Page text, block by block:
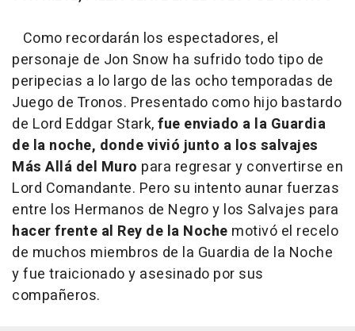
Como recordarán los espectadores, el
personaje de Jon Snow ha sufrido todo tipo de
peripecias a lo largo de las ocho temporadas de
Juego de Tronos. Presentado como hijo bastardo
de Lord Eddgar Stark,fue enviado a la Guardia
de la noche, donde vivió junto a los salvajes
Más Allá del Muro para regresar y convertirse en
Lord Comandante. Pero su intento aunar fuerzas
entre los Hermanos de Negro y los Salvajes para
hacer frente al Rey de la Noche motivó el recelo
de muchos miembros de la Guardia de la Noche
y fue traicionado y asesinado por sus
compañeros.